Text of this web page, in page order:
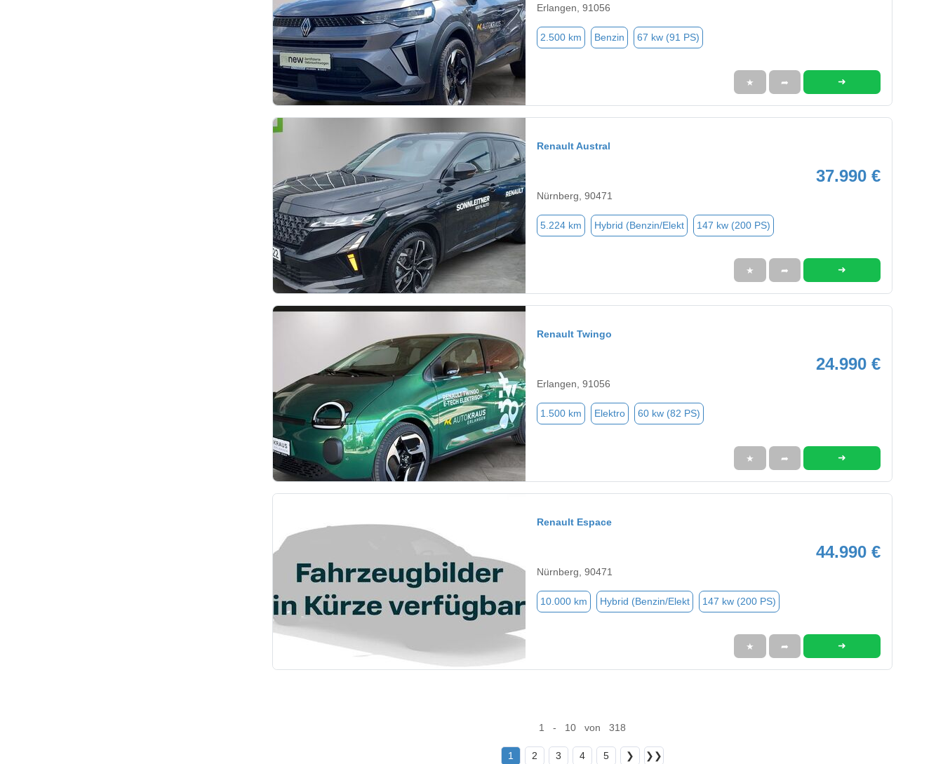
Erlangen, 91056
2.500 km Benzin 67 kw (91 PS)
★ ➦ ➜
Renault Austral
37.990 €
Nürnberg, 90471
5.224 km Hybrid (Benzin/Elekt 147 kw (200 PS)
★ ➦ ➜
Renault Twingo
24.990 €
Erlangen, 91056
1.500 km Elektro 60 kw (82 PS)
★ ➦ ➜
Renault Espace
44.990 €
Nürnberg, 90471
10.000 km Hybrid (Benzin/Elekt 147 kw (200 PS)
★ ➦ ➜
1 - 10 von 318
1 2 3 4 5 ❯ ❯❯